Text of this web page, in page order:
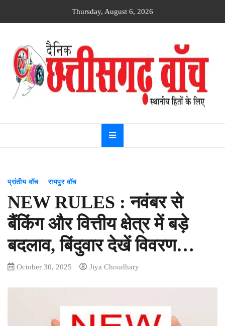
Thursday, August 6, 2026
Dainik
Chhattisgarh
प्रांतीय वॉच रायपुर वॉच
NEW RULES : नवंबर से
बैंकिंग और वित्तीय क्षेत्र में बड़े
बदलाव, बिंदुवार देखें विवरण…
October 30, 2025 Jiya Choudhary